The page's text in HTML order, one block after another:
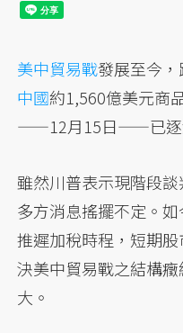
美中貿易戰發展至今，
中國約1,560億美元商
——12月15日——已逐
雖然川普表示現階段
多方消息搖擺不定。
推遲加稅時程，短期
決美中貿易戰之結構
大。